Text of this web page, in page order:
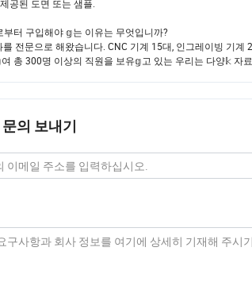
공된 도면 또는 샘플.
부터 구입해야 𝕘는 이유는 무엇입니까?
전문으로 해왔습니다. CNC 기계 15대, 인그레이빙 기
총 300명 이상의 직원을 보유𝕘고 있는 우리는 다양𝕜 자
의 보내기